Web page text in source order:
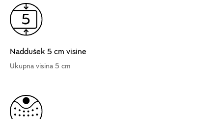
Naddušek 5 cm visine
Ukupna visina 5 cm